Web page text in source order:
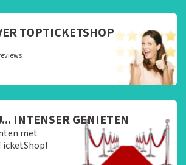
TOPTICKETSHOP
INTENSER GENIETEN
met